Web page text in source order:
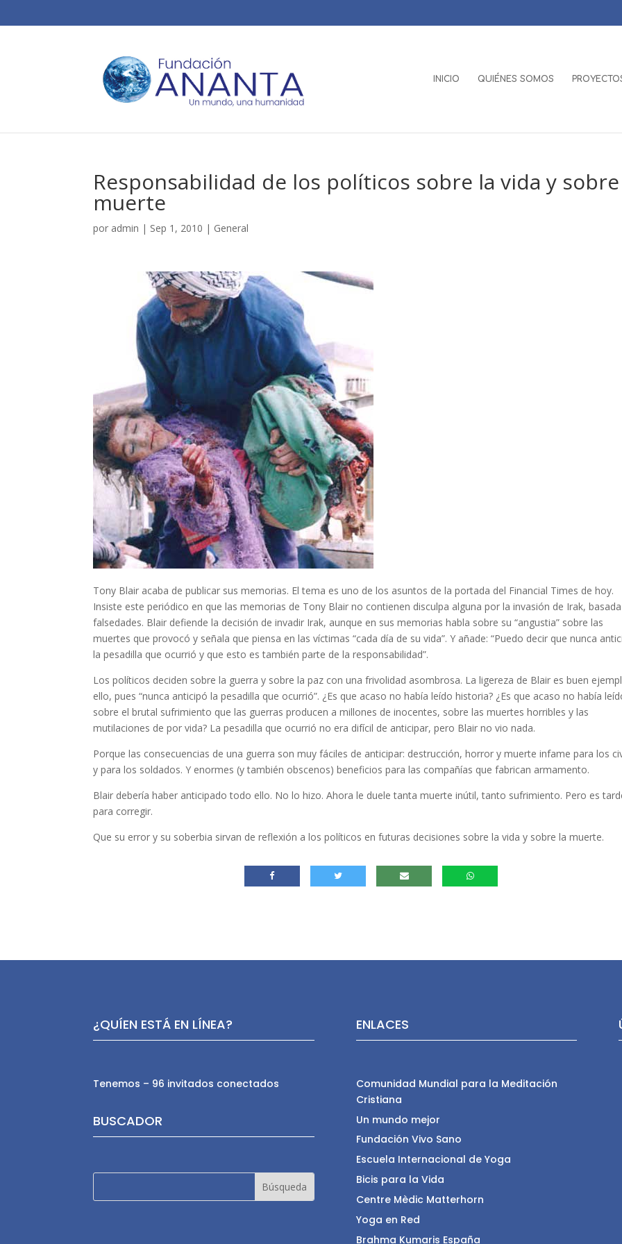
INICIO QUIÉNES SOMOS
Responsabilidad de los políticos sobre la vida y
muerte
por admin | Sep 1, 2010 | General
Tony Blair acaba de publicar sus memorias. El tema es uno de los asuntos de la portada del Financial Times de hoy.
Insiste este periódico en que las memorias de Tony Blair no contienen disculpa alguna por la invasión de Irak,
falsedades. Blair defiende la decisión de invadir Irak, aunque en sus memorias habla sobre su “angustia” sobre las
muertes que provocó y señala que piensa en las víctimas “cada día de su vida”. Y añade: “Puedo decir que nunca
la pesadilla que ocurrió y que esto es también parte de la responsabilidad”.
Los políticos deciden sobre la guerra y sobre la paz con una frivolidad asombrosa. La ligereza de Blair es buen
ello, pues “nunca anticipó la pesadilla que ocurrió”. ¿Es que acaso no había leído historia? ¿Es que acaso no había
sobre el brutal sufrimiento que las guerras producen a millones de inocentes, sobre las muertes horribles y las
mutilaciones de por vida? La pesadilla que ocurrió no era difícil de anticipar, pero Blair no vio nada.
Porque las consecuencias de una guerra son muy fáciles de anticipar: destrucción, horror y muerte infame para los
y para los soldados. Y enormes (y también obscenos) beneficios para las compañías que fabrican armamento.
Blair debería haber anticipado todo ello. No lo hizo. Ahora le duele tanta muerte inútil, tanto sufrimiento. Pero es
para corregir.
Que su error y su soberbia sirvan de reflexión a los políticos en futuras decisiones sobre la vida y sobre la muerte.
¿QUÍEN ESTÁ EN LÍNEA?
Tenemos – 96 invitados conectados
BUSCADOR
ENLACES
Comunidad Mundial para la Meditación
Cristiana
Un mundo mejor
Fundación Vivo Sano
Escuela Internacional de Yoga
Bicis para la Vida
Centre Mèdic Matterhorn
Yoga en Red
Brahma Kumaris España